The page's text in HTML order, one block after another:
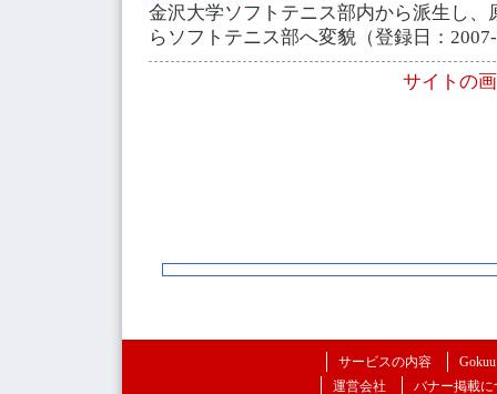
金沢大学ソフトテニス部内から派生し、
らソフトテニス部へ変貌（登録日：
サイトの
サービスの内容
運営会社
バナー掲載に